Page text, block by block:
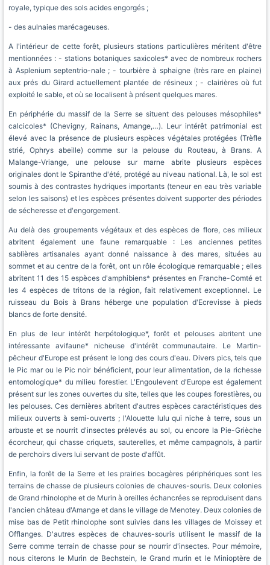
royale, typique des sols acides engorgés ;
- des aulnaies marécageuses.
A l'intérieur de cette forêt, plusieurs stations particulières méritent d'être
mentionnées : - stations botaniques saxicoles* avec de nombreux rochers
à Asplenium septentrio-nale ; - tourbière à sphaigne (très rare en plaine)
aux prés du Girard actuellement plantée de résineux ; - clairières où fut
exploité le sable, et où se localisent à présent quelques mares.
En périphérie du massif de la Serre se situent des pelouses mésophiles*
calcicoles* (Chevigny, Rainans, Amange,…). Leur intérêt patrimonial est
élevé avec la présence de plusieurs espèces végétales protégées (Trèfle
strié, Ophrys abeille) comme sur la pelouse du Routeau, à Brans. A
Malange-Vriange, une pelouse sur marne abrite plusieurs espèces
originales dont le Spiranthe d'été, protégé au niveau national. Là, le sol est
soumis à des contrastes hydriques importants (teneur en eau très variable
selon les saisons) et les espèces présentes doivent supporter des périodes
de sécheresse et d'engorgement.
Au delà des groupements végétaux et des espèces de flore, ces milieux
abritent également une faune remarquable : Les anciennes petites
sablières artisanales ayant donné naissance à des mares, situées au
sommet et au centre de la forêt, ont un rôle écologique remarquable ; elles
abritent 11 des 15 espèces d'amphibiens* présentes en Franche-Comté et
les 4 espèces de tritons de la région, fait relativement exceptionnel. Le
ruisseau du Bois à Brans héberge une population d'Ecrevisse à pieds
blancs de forte densité.
En plus de leur intérêt herpétologique*, forêt et pelouses abritent une
intéressante avifaune* nicheuse d'intérêt communautaire. Le Martin-
pêcheur d'Europe est présent le long des cours d'eau. Divers pics, tels que
le Pic mar ou le Pic noir bénéficient, pour leur alimentation, de la richesse
entomologique* du milieu forestier. L'Engoulevent d'Europe est également
présent sur les zones ouvertes du site, telles que les coupes forestières, ou
les pelouses. Ces dernières abritent d'autres espèces caractéristiques des
milieux ouverts à semi-ouverts ; l'Alouette lulu qui niche à terre, sous un
arbuste et se nourrit d'insectes prélevés au sol, ou encore la Pie-Grièche
écorcheur, qui chasse criquets, sauterelles, et même campagnols, à partir
de perchoirs divers lui servant de poste d'affût.
Enfin, la forêt de la Serre et les prairies bocagères périphériques sont les
terrains de chasse de plusieurs colonies de chauves-souris. Deux colonies
de Grand rhinolophe et de Murin à oreilles échancrées se reproduisent dans
l'ancien château d'Amange et dans le village de Menotey. Deux colonies de
mise bas de Petit rhinolophe sont suivies dans les villages de Moissey et
Offlanges. D'autres espèces de chauves-souris utilisent le massif de la
Serre comme terrain de chasse pour se nourrir d'insectes. Pour mémoire,
nous citerons le Murin de Bechstein, le Grand murin et le Minioptère de